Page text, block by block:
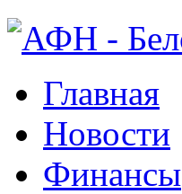
Главная
Новости
Финансы